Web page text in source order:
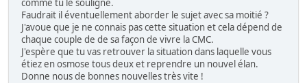
comme tu le souligne.
Faudrait il éventuellement aborder le sujet avec sa moitié ?
J'avoue que je ne connais pas cette situation et cela dépend de
chaque couple de de sa façon de vivre la CMC.
J'espère que tu vas retrouver la situation dans laquelle vous
étiez en osmose tous deux et reprendre un nouvel élan.
Donne nous de bonnes nouvelles très vite !